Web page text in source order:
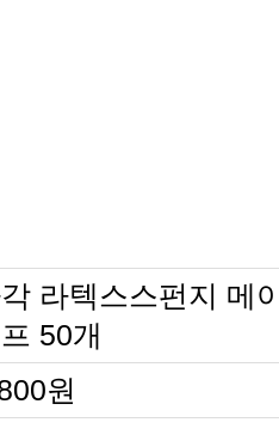
라텍스스펀지 메
50개
원